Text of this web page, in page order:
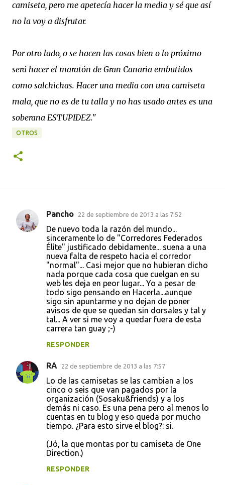
camiseta, pero me apetecía hacer la media y sé que así
no la voy a disfrutar.
Por otro lado, o se hacen las cosas bien o lo próximo
será hacer el maratón de Gran Canaria embutidos
como salchichas. Hacer una media con una camiseta
mala, que no es de tu talla y no has usado antes es una
soberana ESTUPIDEZ."
OTROS
C
s
Pancho 22 de septiembre de 2013 a las 7:52
De nuevo toda la razón del mundo...
sinceramente lo de "Corredores Federados
Élite" justificado debidamente... suena a una
nueva falta de respeto hacia el corredor
"normal"... Casi mejor que no hubieran dicho
nada porque cada cosa que cuelgan en su
web les deja en peor lugar... Yo a pesar de
todo sigo pensando en Hacerla...aunque
sigo sin apuntarme y no dejan de poner
avisos de que se quedan sin dorsales y tal y
tal... A ver si me voy a quedar fuera de esta
carrera tan guay ;-)
RESPONDER
RA 22 de septiembre de 2013 a las 7:57
Lo de las camisetas se las cambian a los
cinco o seis que van pagados por la
organización (Sosaku&friends) y a los
demás ni caso. Es una pena pero al menos lo
cuentas en tu blog y eso queda por mucho
tiempo. ¿Para esto sirve el blog?: si.
(Jó, la que montas por tu camiseta de One
Direction.)
RESPONDER